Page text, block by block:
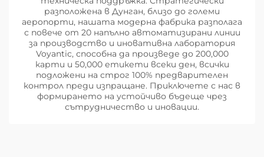
разположена в Дунган, близо до големи
аеропорти, нашата модерна фабрика разполага
с повече от 20 напълно автоматизирани линии
за производство и иновативна лаборатория
Voyantic, способна да произведе до 200,000
карти и 50,000 етикети всеки ден, всички
подложени на строг 100% предварителен
контрол преди изпращане. Приключете с нас в
формирането на устойчиво бъдеще чрез
сътрудничество и иновации.